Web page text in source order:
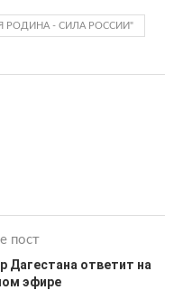
РОДИНА - СИЛА РОССИИ"
пост
Дагестана ответит на
эфире